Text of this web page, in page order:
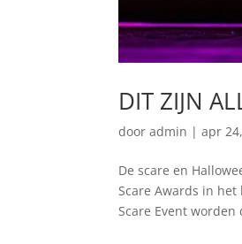
DIT ZIJN
dooradmin |apr
De scare en
Scare Awards in
Scare Event worden